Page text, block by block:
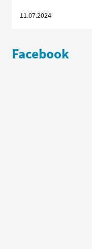
11.07.2024
Facebook